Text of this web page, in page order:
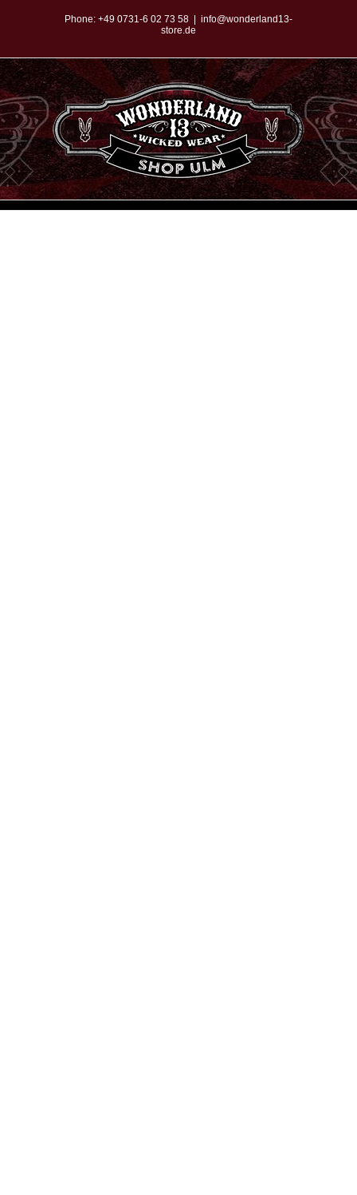
springen
Phone: +49 0731-6 02 73 58
info@wonderland13-
store.de